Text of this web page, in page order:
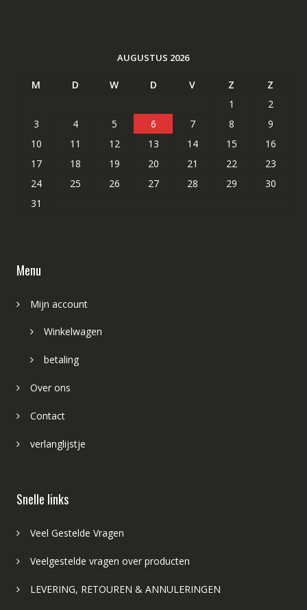
AUGUSTUS 2026
M D W D V Z
Z
1
2
3
4 5 6 7 8
9
10
11 12 13 14 15
16
17
18 19 20 21 22
23
24
25 26 27 28 29
30
31
Menu
Mijn account
Winkelwagen
betaling
Over ons
Contact
verlanglijstje
Snelle links
Veel Gestelde Vragen
Veelgestelde vragen over producten
LEVERING, RETOUREN & ANNULERINGEN